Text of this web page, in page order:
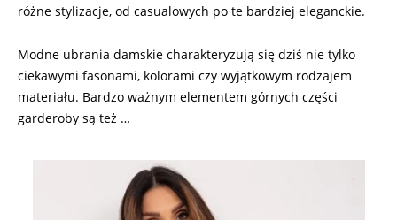
różne stylizacje, od casualowych po te bardziej eleganckie.
Modne ubrania damskie charakteryzują się dziś nie tylko
ciekawymi fasonami, kolorami czy wyjątkowym rodzajem
materiału. Bardzo ważnym elementem górnych części
garderoby są też …